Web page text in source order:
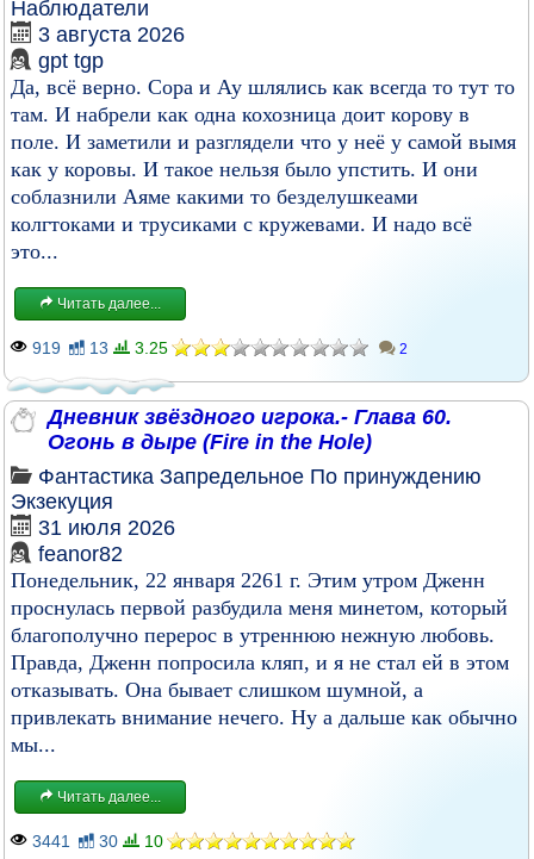
Наблюдатели
3 августа 2026
gpt tgp
Да, всё верно. Сора и Ау шлялись как всегда то тут то
там. И набрели как одна кохозница доит корову в
поле. И заметили и разглядели что у неё у самой вымя
как у коровы. И такое нельзя было упстить. И они
соблазнили Аяме какими то безделушкеами
колгтоками и трусиками с кружевами. И надо всё
это...
Читать далее...
919 13 3.25 2
Дневник звёздного игрока.- Глава 60.
Огонь в дыре (Fire in the Hole)
Фантастика Запредельное По принуждению
Экзекуция
31 июля 2026
feanor82
Понедельник, 22 января 2261 г. Этим утром Дженн
проснулась первой разбудила меня минетом, который
благополучно перерос в утреннюю нежную любовь.
Правда, Дженн попросила кляп, и я не стал ей в этом
отказывать. Она бывает слишком шумной, а
привлекать внимание нечего. Ну а дальше как обычно
мы...
Читать далее...
3441 30 10